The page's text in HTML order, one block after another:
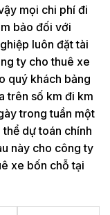
mọi chi phí đi
bảo đối với
luôn đặt tài
ty cho thuê xe
quý khách bảng
trên số km đi km
trong tuần một
dự toán chính
này cho công ty
xe bốn chỗ tại